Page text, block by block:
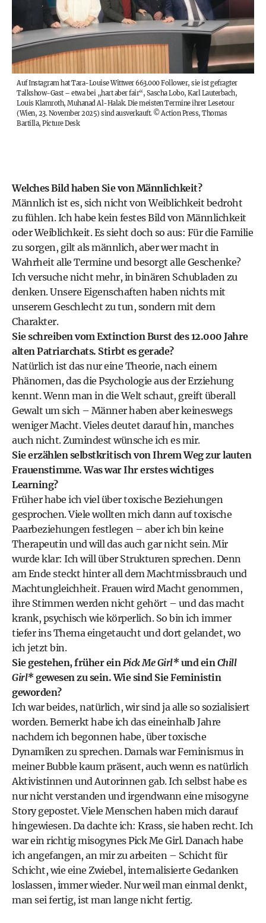
Auf Instagram hat Tara-Louise Wittwer 663.000 Follower, sie ist gefragter
Talkshow-Gast – etwa bei „hart aber fair“, Sascha Lobo, Karl Lauterbach,
Louis Klamroth, Muhanad Al-Halak. Die meisten Termine ihrer Lesetour
(Wien, 23. November 2025) sind ausverkauft. ©Action Press, Thomas
Bartilla, Picture Desk
Welches Bild haben Sie von Männlichkeit?
Männlich ist es, sich nicht von Weiblichkeit bedroht
zu fühlen. Ich habe kein festes Bild von Männlichkeit
oder Weiblichkeit. Es sieht doch so aus: Für die Familie
zu sorgen, gilt als männlich, aber wer macht in
Wahrheit alle Termine und besorgt alle Geschenke?
Ich versuche nicht mehr, in binären Schubladen zu
denken. Unsere Eigenschaften haben nichts mit
unserem Geschlecht zu tun, sondern mit dem
Charakter.
Sie schreiben vom Extinction Burst des 12.000 Jahre
alten Patriarchats. Stirbt es gerade?
Natürlich ist das nur eine Theorie, nach einem
Phänomen, das die Psychologie aus der Erziehung
kennt. Wenn man in die Welt schaut, greift überall
Gewalt um sich – Männer haben aber keineswegs
weniger Macht. Vieles deutet darauf hin, manches
auch nicht. Zumindest wünsche ich es mir.
Sie erzählen selbstkritisch von Ihrem Weg zur lauten
Frauenstimme. Was war Ihr erstes wichtiges
Learning?
Früher habe ich viel über toxische Beziehungen
gesprochen. Viele wollten mich dann auf toxische
Paarbeziehungen festlegen – aber ich bin keine
Therapeutin und will das auch gar nicht sein. Mir
wurde klar: Ich will über Strukturen sprechen. Denn
am Ende steckt hinter all dem Machtmissbrauch und
Machtungleichheit. Frauen wird Macht genommen,
ihre Stimmen werden nicht gehört – und das macht
krank, psychisch wie körperlich. So bin ich immer
tiefer ins Thema eingetaucht und dort gelandet, wo
ich jetzt bin.
Sie gestehen, früher einPick Me Girl*und einChill
Girl*gewesen zu sein. Wie sind Sie Feministin
geworden?
Ich war beides, natürlich, wir sind ja alle so sozialisiert
worden. Bemerkt habe ich das eineinhalb Jahre
nachdem ich begonnen habe, über toxische
Dynamiken zu sprechen. Damals war Feminismus in
meiner Bubble kaum präsent, auch wenn es natürlich
Aktivistinnen und Autorinnen gab. Ich selbst habe es
nur nicht verstanden und irgendwann eine misogyne
Story gepostet. Viele Menschen haben mich darauf
hingewiesen. Da dachte ich: Krass, sie haben recht. Ich
war ein richtig misogynes Pick Me Girl. Danach habe
ich angefangen, an mir zu arbeiten – Schicht für
Schicht, wie eine Zwiebel, internalisierte Gedanken
loslassen, immer wieder. Nur weil man einmal denkt,
man sei fertig, ist man lange nicht fertig.